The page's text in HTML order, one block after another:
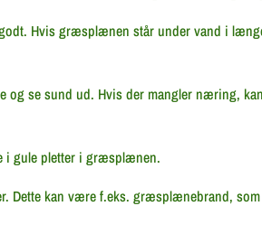
Hvis græsplænen står under vand i
se sund ud. Hvis der mangler næring,
i gule pletter i græsplænen.
Dette kan være f.eks. græsplænebrand,